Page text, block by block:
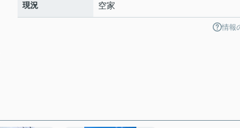
現況 空家
情報